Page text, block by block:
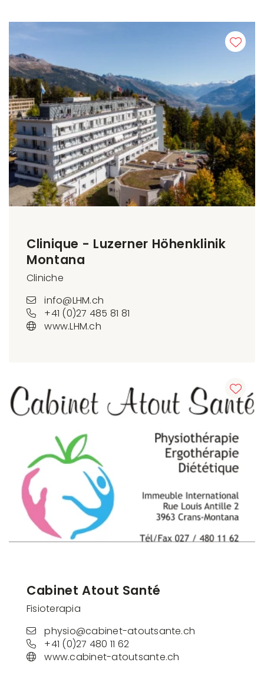
Clinique - Luzerner Höhenklinik
Montana
Cliniche
info@LHM.ch
+41 (0)27 485 81 81
www.LHM.ch
Cabinet Atout Santé
Fisioterapia
physio@cabinet-atoutsante.ch
+41 (0)27 480 11 62
www.cabinet-atoutsante.ch